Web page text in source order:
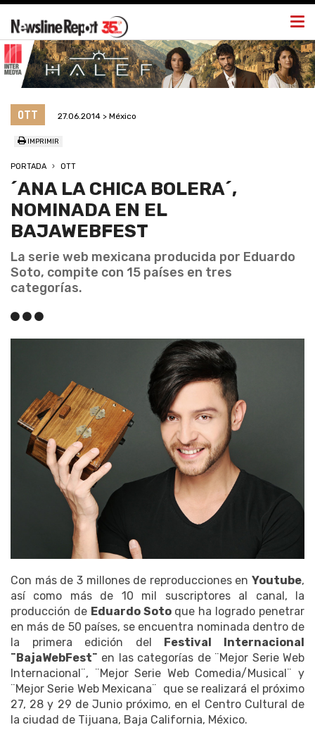
OTT 27.06.2014 > México
IMPRIMIR
PORTADA OTT
´ANA LA CHICA BOLERA´,
NOMINADA EN EL
BAJAWEBFEST
La serie web mexicana producida por Eduardo
Soto, compite con 15 países en tres
categorías.
Con más de 3 millones de reproducciones en Youtube,
así como más de 10 mil suscriptores al canal, la
producción de Eduardo Sotoque ha logrado penetrar
en más de 50 países, se encuentra nominada dentro de
la primera edición del Festival Internacional
¨BajaWebFest¨ en las categorías de ¨Mejor Serie Web
Internacional¨, ¨Mejor Serie Web Comedia/Musical¨ y
¨Mejor Serie Web Mexicana¨ que se realizará el próximo
27, 28 y 29 de Junio próximo, en el Centro Cultural de
la ciudad de Tijuana, Baja California, México.